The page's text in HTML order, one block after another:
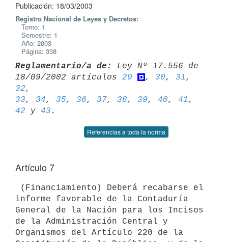
Publicación: 18/03/2003
Registro Nacional de Leyes y Decretos:
Tomo: 1
Semestre: 1
Año: 2003
Página: 338
Reglamentario/a de:
Ley Nº 17.556 de
18/09/2002 artículos 29 , 30, 31
32
33, 34, 35, 36, 37, 38, 39, 40, 41
42 y 43
Referencias a toda la norma
Artículo 7
informe favorable de la Contaduría
General de la Nación para los Incisos
de la Administración Central y
Organismos del Artículo 220 de la